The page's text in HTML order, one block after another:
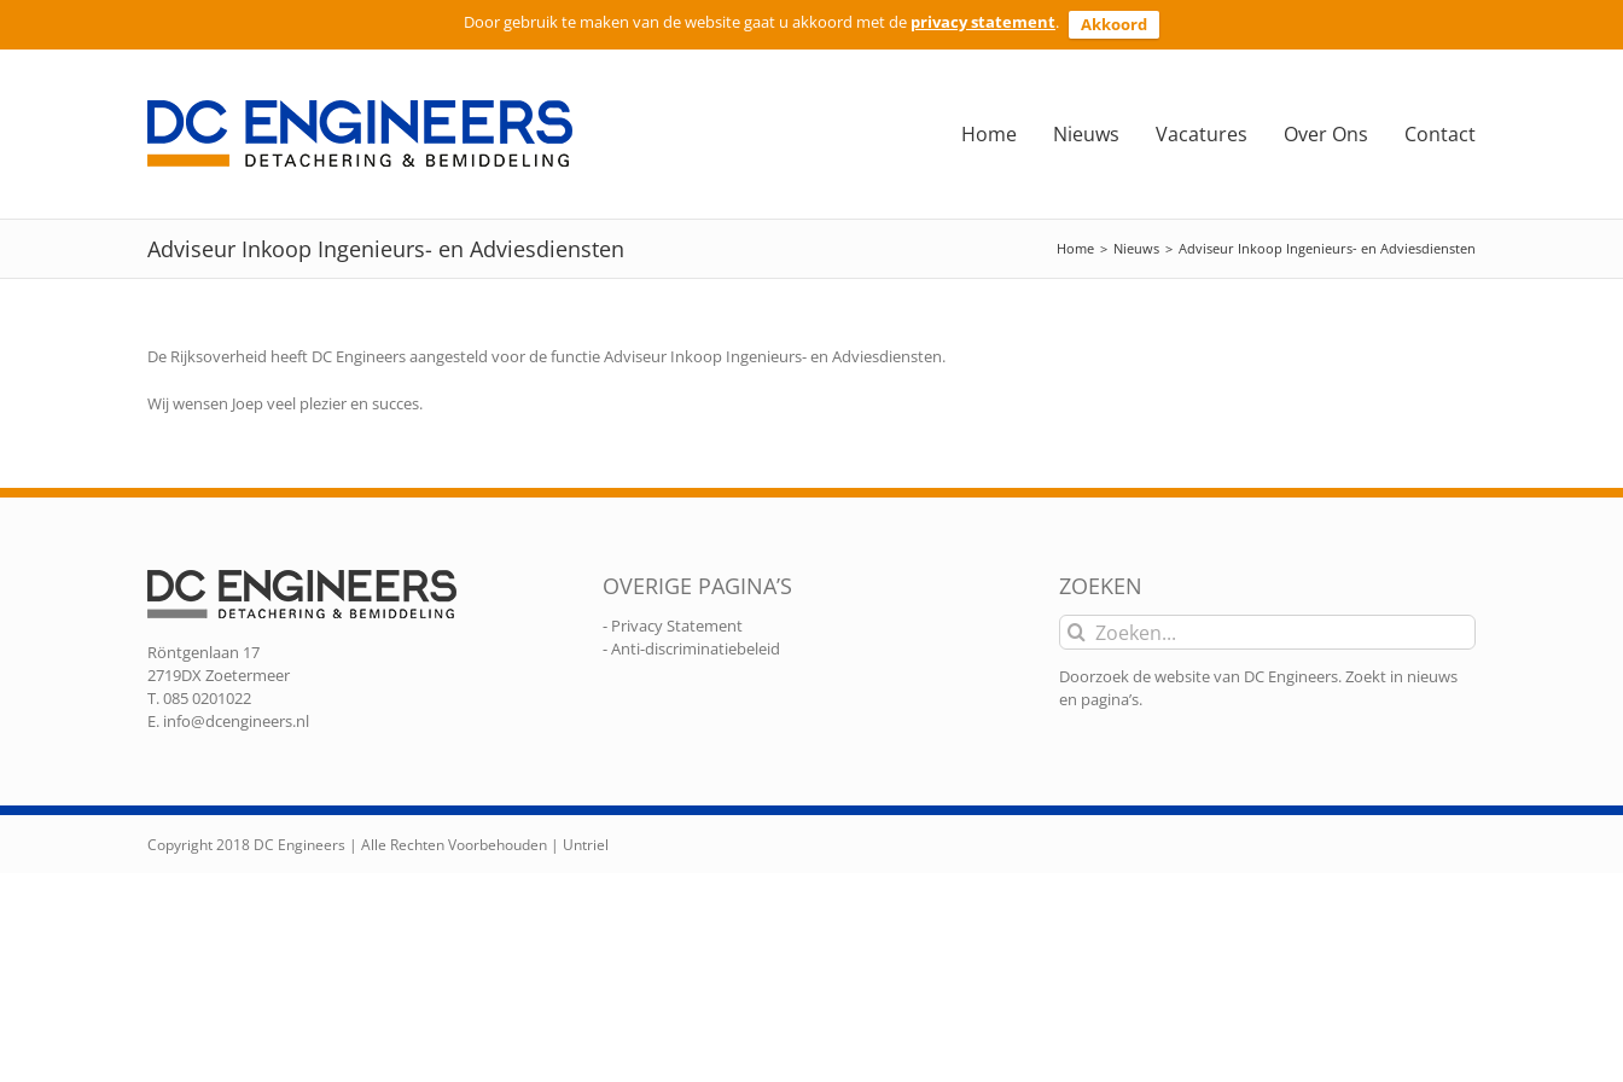
Door gebruik te maken van de website gaat u akkoord met de privacy statement.
Akkoord
Ga
Home Nieuws Vacatures Over Ons Contact
Adviseur Inkoop Ingenieurs- en Adviesdiensten Home > Nieuws > Adviseur Inkoop Ingenieurs- en Adviesdiensten
De Rijksoverheid heeft DC Engineers aangesteld voor de functie Adviseur Inkoop Ingenieurs- en Adviesdiensten.
Wij wensen Joep veel plezier en succes.
Röntgenlaan 17
2719DX Zoetermeer
T. 085 0201022
E. info@dcengineers.nl
OVERIGE PAGINA’S
- Privacy Statement
- Anti-discriminatiebeleid
ZOEKEN
Zoeken
naar:
Doorzoek de website van DC Engineers. Zoekt in nieuws
en pagina’s.
Copyright 2018 DC Engineers | Alle Rechten Voorbehouden | Untriel